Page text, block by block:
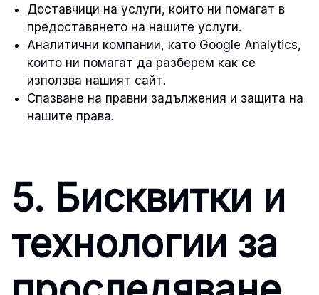
Доставчици на услуги, които ни помагат в
предоставянето на нашите услуги.
Аналитични компании, като Google Analytics,
които ни помагат да разберем как се
използва нашият сайт.
Спазване на правни задължения и защита на
нашите права.
5. Бисквитки и
технологии за